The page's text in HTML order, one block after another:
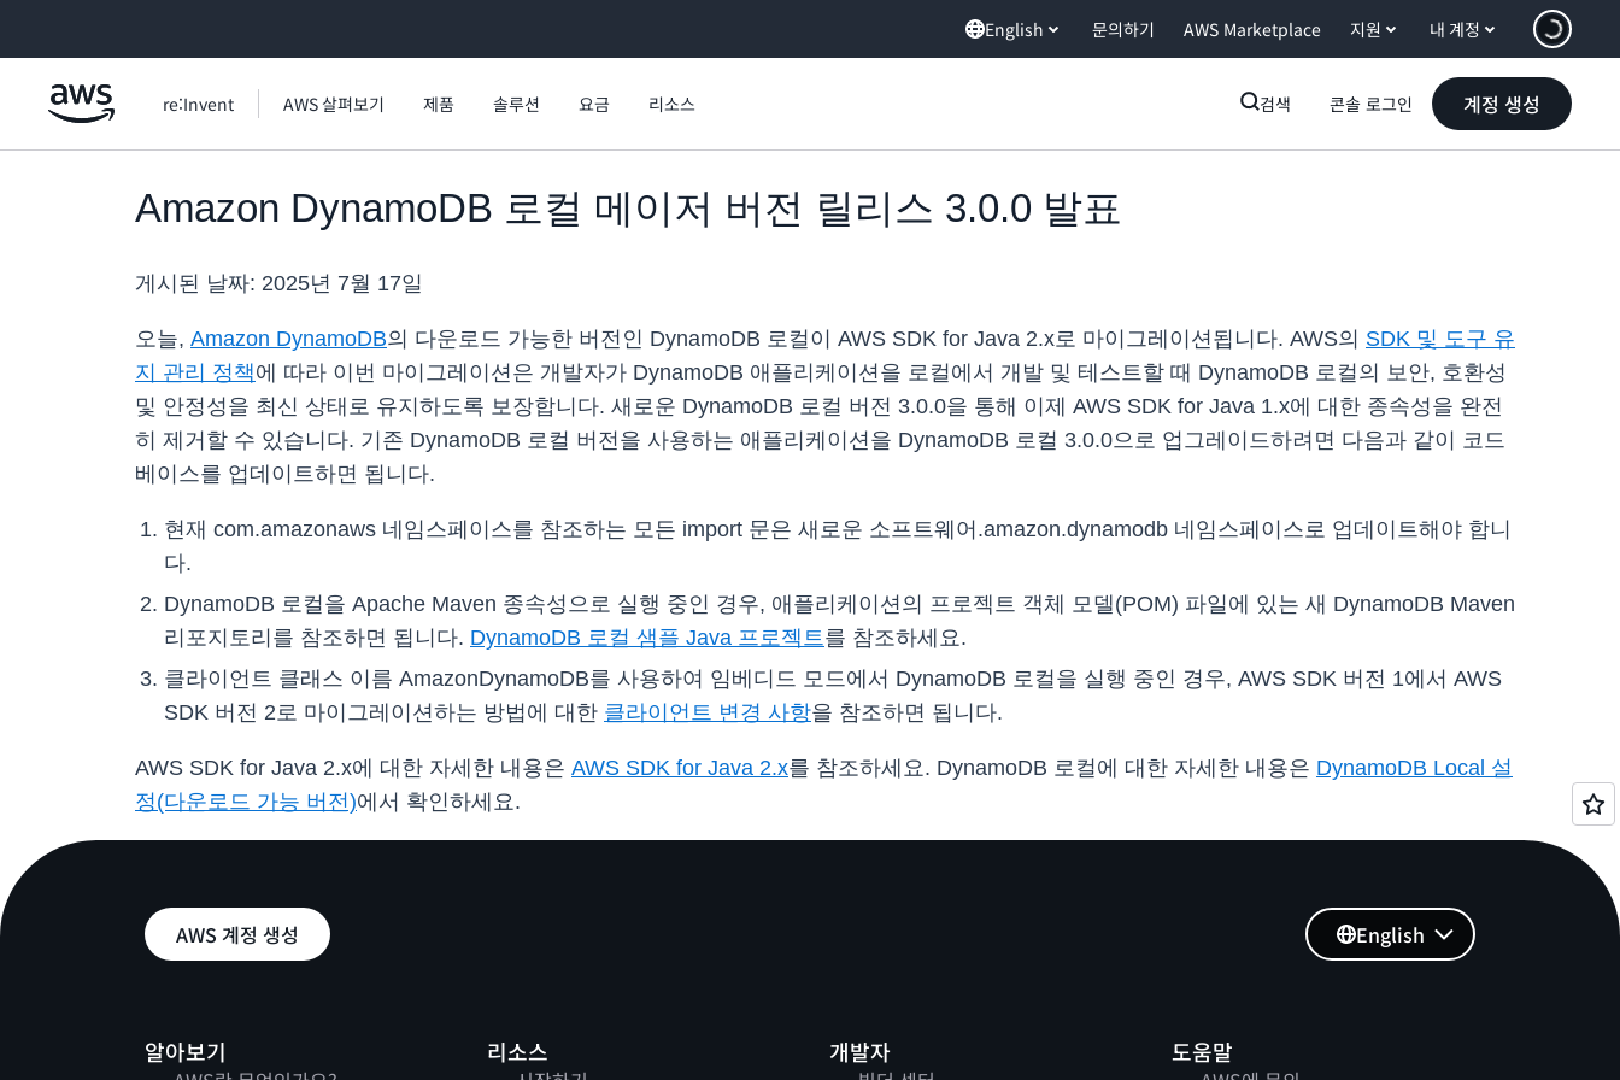
English 문의하기 AWS Marketplace 지원 내 계정
re:Invent AWS 살펴보기 제품 솔루션 요금 리소스 검색 콘솔 로그인 계정 생성
Amazon DynamoDB 로컬 메이저 버전 릴리스 3.0.0 발표
게시된 날짜: 2025년 7월 17일
오늘, Amazon DynamoDB의 다운로드 가능한 버전인 DynamoDB 로컬이 AWS SDK for Java 2.x로 마이그레이션됩니다. AWS의 SDK 및 도구 유
지 관리 정책에 따라 이번 마이그레이션은 개발자가 DynamoDB 애플리케이션을 로컬에서 개발 및 테스트할 때 DynamoDB 로컬의 보안, 호환성
및 안정성을 최신 상태로 유지하도록 보장합니다. 새로운 DynamoDB 로컬 버전 3.0.0을 통해 이제 AWS SDK for Java 1.x에 대한 종속성을 완전
히 제거할 수 있습니다. 기존 DynamoDB 로컬 버전을 사용하는 애플리케이션을 DynamoDB 로컬 3.0.0으로 업그레이드하려면 다음과 같이 코드
베이스를 업데이트하면 됩니다.
현재 com.amazonaws 네임스페이스를 참조하는 모든 import 문은 새로운 소프트웨어.amazon.dynamodb 네임스페이스로 업데이트해야 합니
다.
DynamoDB 로컬을 Apache Maven 종속성으로 실행 중인 경우, 애플리케이션의 프로젝트 객체 모델(POM) 파일에 있는 새 DynamoDB Maven
리포지토리를 참조하면 됩니다. DynamoDB 로컬 샘플 Java 프로젝트를 참조하세요.
클라이언트 클래스 이름 AmazonDynamoDB를 사용하여 임베디드 모드에서 DynamoDB 로컬을 실행 중인 경우, AWS SDK 버전 1에서 AWS
SDK 버전 2로 마이그레이션하는 방법에 대한 클라이언트 변경 사항을 참조하면 됩니다.
AWS SDK for Java 2.x에 대한 자세한 내용은 AWS SDK for Java 2.x를 참조하세요. DynamoDB 로컬에 대한 자세한 내용은 DynamoDB Local 설
정(다운로드 가능 버전)에서 확인하세요.
AWS 계정 생성
알아보기 리소스 개발자 도움말
English